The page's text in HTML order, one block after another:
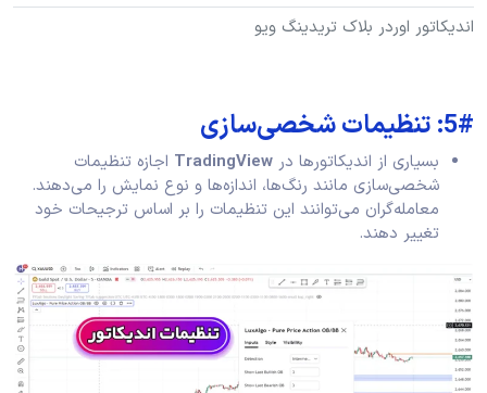
اندیکاتور اوردر بلاک تریدینگ ویو
5#: تنظیمات شخصی‌سازی
بسیاری از اندیکاتورها در TradingView اجازه تنظیمات
شخصی‌سازی مانند رنگ‌ها، اندازه‌ها و نوع نمایش را می‌دهند.
معامله‌گران می‌توانند این تنظیمات را بر اساس ترجیحات خود
تغییر دهند.